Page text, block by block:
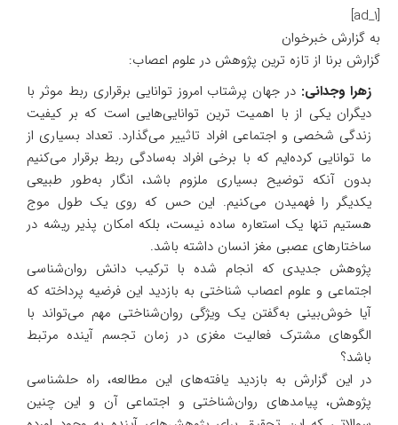
[ad_1]
به گزارش خبرخوان
گزارش برنا از تازه ترین پژوهش در علوم اعصاب:
زهرا وجدانی: در جهان پرشتاب امروز توانایی برقراری ربط موثر با
دیگران یکی از با اهمیت ترین توانایی‌هایی است که بر کیفیت
زندگی شخصی و اجتماعی افراد تاثییر می‌گذارد. تعداد بسیاری از
ما توانایی کرده‌ایم که با برخی افراد به‌سادگی ربط برقرار می‌کنیم
بدون آنکه توضیح بسیاری ملزوم باشد، انگار به‌طور طبیعی
یکدیگر را فهمیدن می‌کنیم. این حس که روی یک طول موج
هستیم تنها یک استعاره ساده نیست، بلکه امکان پذیر ریشه در
ساختار‌های عصبی مغز انسان داشته باشد.
پژوهش جدیدی که انجام شده با ترکیب دانش روان‌شناسی
اجتماعی و علوم اعصاب شناختی به بازدید این فرضیه پرداخته که
آیا خوش‌بینی به‌گفتن یک ویژگی روان‌شناختی مهم می‌تواند با
الگو‌های مشترک فعالیت مغزی در زمان تجسم آینده مرتبط
باشد؟
در این گزارش به بازدید یافته‌های این مطالعه، راه حلشناسی
پژوهش، پیامد‌های روان‌شناختی و اجتماعی آن و این چنین